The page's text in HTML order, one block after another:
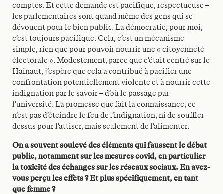
comptes. Et cette demande est pacifique, respectueuse –
les parlementaires sont quand même des gens qui se
dévouent pour le bien public. La démocratie, pour moi,
c’est toujours pacifique. Cela, c’est un mécanisme
simple, rien que pour pouvoir nourrir une « citoyenneté
électorale ». Modestement, parce que c’était centré sur le
Hainaut, j’espère que cela a contribué à pacifier une
confrontation potentiellement violente et à nourrir cette
indignation par le savoir – d’où le passage par
l’université. La promesse que fait la connaissance, ce
n’est pas d’éteindre le feu de l’indignation, ni de souffler
dessus pour l’attiser, mais seulement de l’alimenter.
On a souvent soulevé des éléments qui faussent le débat
public, notamment sur les mesures covid, en particulier
la toxicité des échanges sur les réseaux sociaux. En avez-
vous perçu les effets ? Et plus spécifiquement, en tant
que femme ?